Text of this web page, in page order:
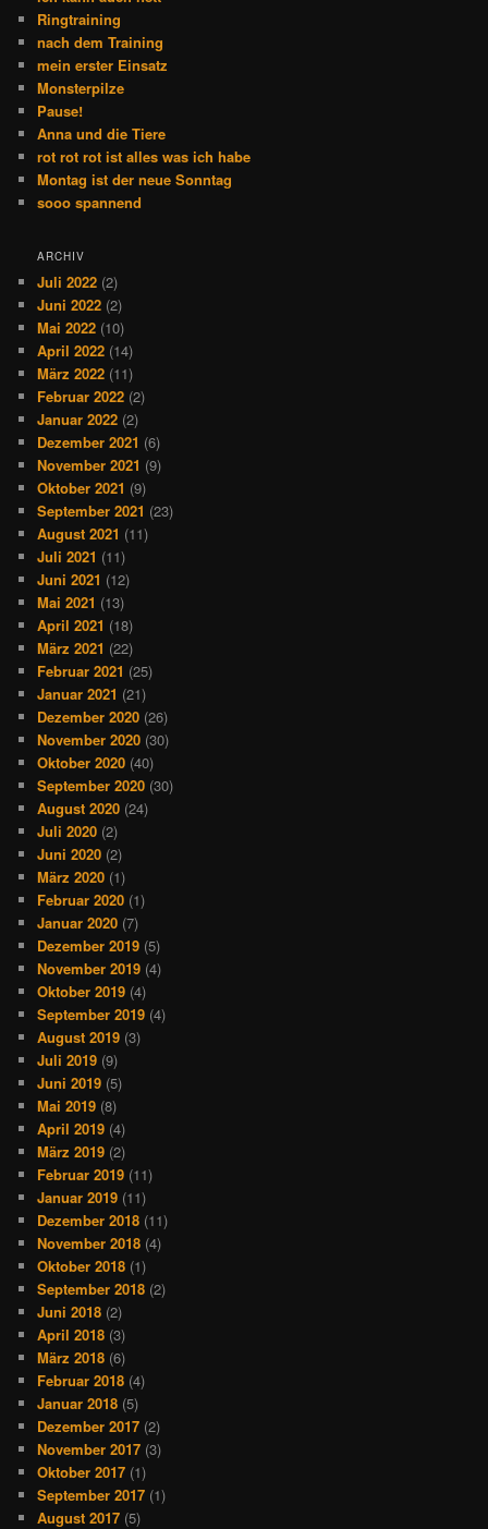
Ringtraining
nach dem Training
mein erster Einsatz
Monsterpilze
Pause!
Anna und die Tiere
rot rot rot ist alles was ich habe
Montag ist der neue Sonntag
sooo spannend
ARCHIV
Juli 2022 (2)
Juni 2022 (2)
Mai 2022 (10)
April 2022 (14)
März 2022 (11)
Februar 2022 (2)
Januar 2022 (2)
Dezember 2021 (6)
November 2021 (9)
Oktober 2021 (9)
September 2021 (23)
August 2021 (11)
Juli 2021 (11)
Juni 2021 (12)
Mai 2021 (13)
April 2021 (18)
März 2021 (22)
Februar 2021 (25)
Januar 2021 (21)
Dezember 2020 (26)
November 2020 (30)
Oktober 2020 (40)
September 2020 (30)
August 2020 (24)
Juli 2020 (2)
Juni 2020 (2)
März 2020 (1)
Februar 2020 (1)
Januar 2020 (7)
Dezember 2019 (5)
November 2019 (4)
Oktober 2019 (4)
September 2019 (4)
August 2019 (3)
Juli 2019 (9)
Juni 2019 (5)
Mai 2019 (8)
April 2019 (4)
März 2019 (2)
Februar 2019 (11)
Januar 2019 (11)
Dezember 2018 (11)
November 2018 (4)
Oktober 2018 (1)
September 2018 (2)
Juni 2018 (2)
April 2018 (3)
März 2018 (6)
Februar 2018 (4)
Januar 2018 (5)
Dezember 2017 (2)
November 2017 (3)
Oktober 2017 (1)
September 2017 (1)
August 2017 (5)